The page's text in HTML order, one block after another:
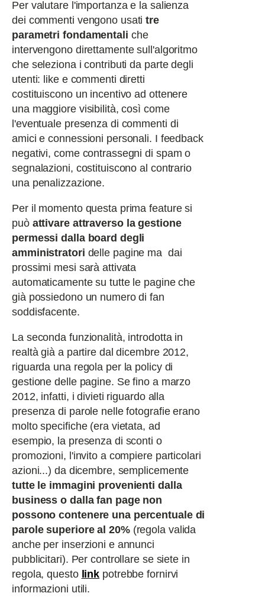
Per valutare l'importanza e la salienza
dei commenti vengono usatitre
parametri fondamentali che
intervengono direttamente sull'algoritmo
che seleziona i contributi da parte degli
utenti: like e commenti diretti
costituiscono un incentivo ad ottenere
una maggiore visibilità, così come
l'eventuale presenza di commenti di
amici e connessioni personali. I feedback
negativi, come contrassegni di spam o
segnalazioni, costituiscono al contrario
una penalizzazione.
Per il momento questa prima feature si
può attivare attraverso la gestione
permessi dalla board degli
amministratori delle pagine ma dai
prossimi mesi sarà attivata
automaticamente su tutte le pagine che
già possiedono un numero di fan
soddisfacente.
La seconda funzionalità, introdotta in
realtà già a partire dal dicembre 2012,
riguarda una regola per la policy di
gestione delle pagine. Se fino a marzo
2012, infatti, i divieti riguardo alla
presenza di parole nelle fotografie erano
molto specifiche (era vietata, ad
esempio, la presenza di sconti o
promozioni, l'invito a compiere particolari
azioni...) da dicembre, semplicemente
tutte le immagini provenienti dalla
business o dalla fan page non
possono contenere una percentuale di
parole superiore al 20%(regola valida
anche per inserzioni e annunci
pubblicitari). Per controllare se siete in
regola, questo link potrebbe fornirvi
informazioni utili.